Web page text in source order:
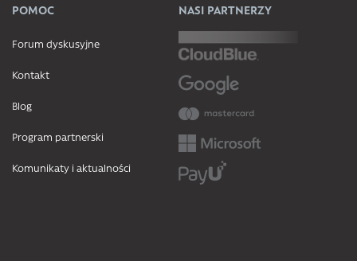
POMOC
Forum dyskusyjne
Kontakt
Blog
Program partnerski
Komunikaty i aktualności
NASI PARTNERZY